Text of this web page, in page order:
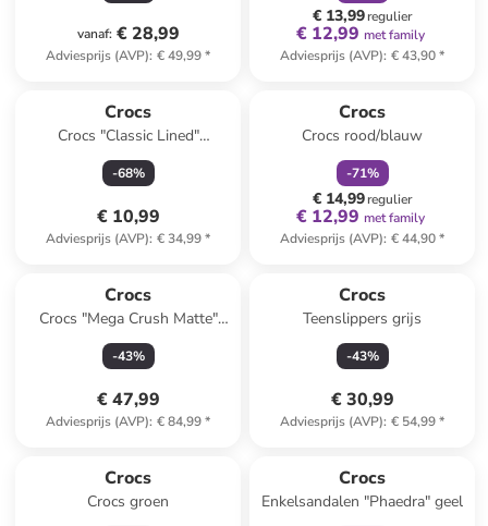
vanaf: € 28,99
Adviesprijs (AVP): € 49,99*
€ 13,99regulier
€ 12,99 met family
Adviesprijs (AVP): € 43,90*
Crocs
Crocs "Classic Lined"
donkerblauw
-68%
€ 10,99
Adviesprijs (AVP): € 34,99*
Crocs
Crocs rood/blauw
-71%
€ 14,99regulier
€ 12,99 met family
Adviesprijs (AVP): € 44,90*
Crocs
Crocs "Mega Crush Matte"
beige
-43%
€ 47,99
Adviesprijs (AVP): € 84,99*
Crocs
Teenslippers grijs
-43%
€ 30,99
Adviesprijs (AVP): € 54,99*
Crocs
Crocs groen
Crocs
Enkelsandalen "Phaedra" geel